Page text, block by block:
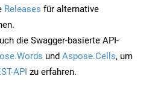
Releases für alternative
die Swagger-basierte API-
und Aspose.Cells, um
API zu erfahren.